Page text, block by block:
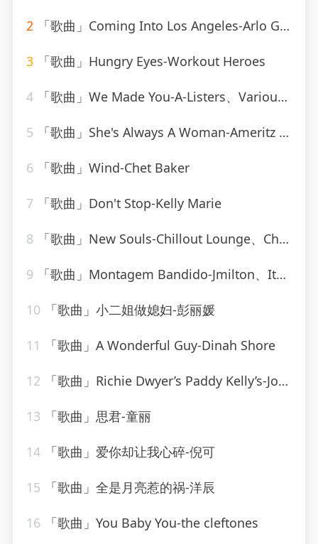
2 「歌曲」Coming Into Los Angeles-Arlo Guthrie、Shenandoah
3 「歌曲」Hungry Eyes-Workout Heroes
4 「歌曲」We Made You-A-Listers、Various Artists
5 「歌曲」She's Always A Woman-Ameritz - Karaoke_20260807_141559
6 「歌曲」Wind-Chet Baker
7 「歌曲」Don't Stop-Kelly Marie
8 「歌曲」New Souls-Chillout Lounge、ChillHop Beats
9 「歌曲」Montagem Bandido-Jmilton、Itamar MC_20260807_131339
10 「歌曲」小二姐做媳妇-彭丽媛
11 「歌曲」A Wonderful Guy-Dinah Shore
12 「歌曲」Richie Dwyer’s Paddy Kelly’s-Joe Burke
13 「歌曲」思君-童丽
14 「歌曲」爱你却让我心碎-倪可
15 「歌曲」全是月亮惹的祸-洋辰
16 「歌曲」You Baby You-the cleftones